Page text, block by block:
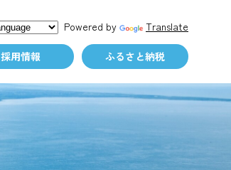
Powered by Translate
採用情報 ふるさと納税